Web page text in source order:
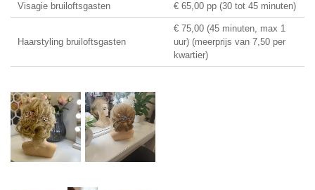
Visagie bruiloftsgasten € 65,00 pp (30 tot 45 minuten)
Haarstyling bruiloftsgasten
€ 75,00 (45 minuten, max 1
uur) (meerprijs van 7,50 per
kwartier)